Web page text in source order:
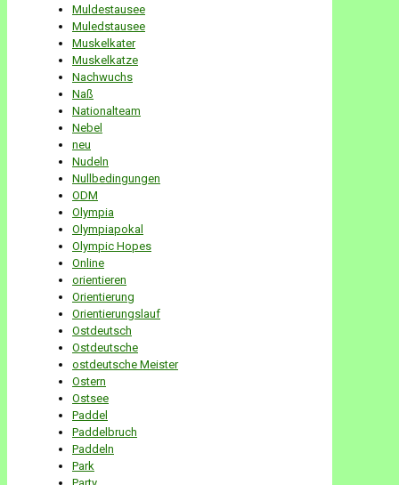
Muldestausee
Muledstausee
Muskelkater
Muskelkatze
Nachwuchs
Naß
Nationalteam
Nebel
neu
Nudeln
Nullbedingungen
ODM
Olympia
Olympiapokal
Olympic Hopes
Online
orientieren
Orientierung
Orientierungslauf
Ostdeutsch
Ostdeutsche
ostdeutsche Meister
Ostern
Ostsee
Paddel
Paddelbruch
Paddeln
Park